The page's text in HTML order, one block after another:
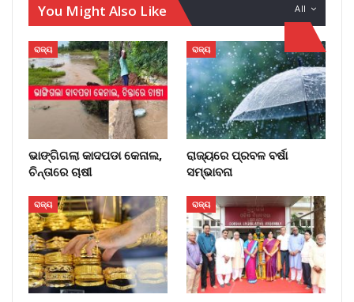
All
You Might Also Like
ରାଜ୍ୟ
ଭାଙ୍ଗିଗଲା କାଦପଡା କେନାଲ,
ଚିନ୍ତାରେ ଚାଷୀ
ରାଜ୍ୟ
ରାଜ୍ୟରେ ପ୍ରବଳ ବର୍ଷା
ସମ୍ଭାବନା
ରାଜ୍ୟ ରାଜ୍ୟ